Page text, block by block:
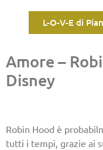
L-O-V-E di
Amore –
Disney
Robin Hood è
tutti i tempi, grazie ai